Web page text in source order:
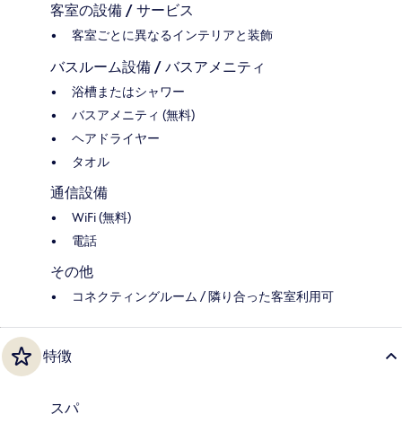
客室の設備 / サービス
客室ごとに異なるインテリアと装飾
バスルーム設備 / バスアメニティ
浴槽またはシャワー
バスアメニティ (無料)
ヘアドライヤー
タオル
通信設備
WiFi (無料)
電話
その他
コネクティングルーム / 隣り合った客室利用可
特徴
スパ